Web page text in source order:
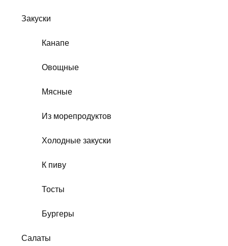
Закуски
Канапе
Овощные
Мясные
Из морепродуктов
Холодные закуски
К пиву
Тосты
Бургеры
Салаты